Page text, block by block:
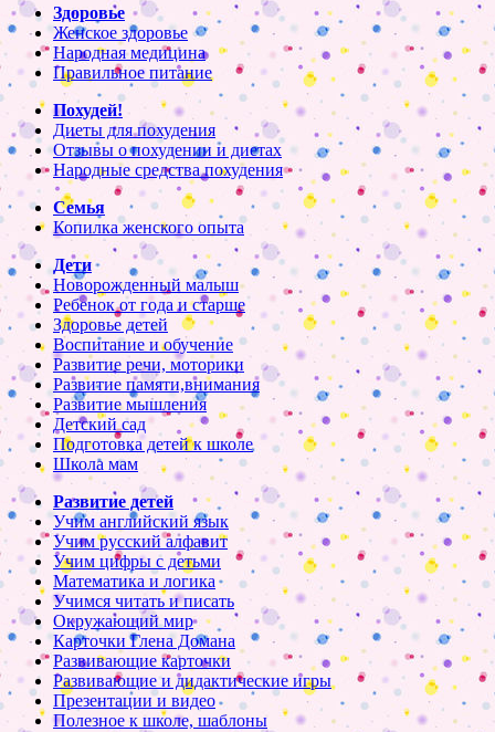
Здоровье
Женское здоровье
Народная медицина
Правильное питание
Похудей!
Диеты для похудения
Отзывы о похудении и диетах
Народные средства похудения
Семья
Копилка женского опыта
Дети
Новорожденный малыш
Ребенок от года и старше
Здоровье детей
Воспитание и обучение
Развитие речи, моторики
Развитие памяти,внимания
Развитие мышления
Детский сад
Подготовка детей к школе
Школа мам
Развитие детей
Учим английский язык
Учим русский алфавит
Учим цифры с детьми
Математика и логика
Учимся читать и писать
Окружающий мир
Карточки Глена Домана
Развивающие карточки
Развивающие и дидактические игры
Презентации и видео
Полезное к школе, шаблоны